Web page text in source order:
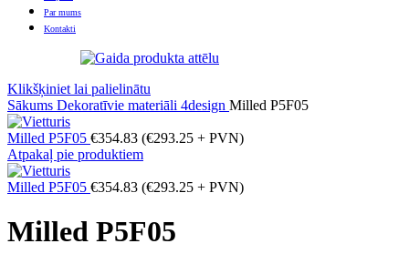
Par mums
Kontakti
Klikšķiniet lai palielinātu
Sākums Dekoratīvie materiāli 4design Milled P5F05
Milled P5F05 €354.83 (€293.25 + PVN)
Atpakaļ pie produktiem
Milled P5F05 €354.83 (€293.25 + PVN)
Milled P5F05